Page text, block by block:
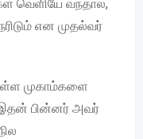
வெளியே வந்தால்,
என முதல்வர்
முகாம்களை
இதன் பின்னர் அவர்